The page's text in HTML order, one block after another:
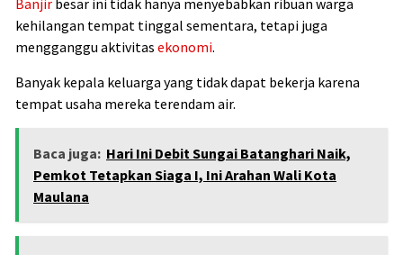
Banjir besar ini tidak hanya menyebabkan ribuan warga
kehilangan tempat tinggal sementara, tetapi juga
mengganggu aktivitas ekonomi.
Banyak kepala keluarga yang tidak dapat bekerja karena
tempat usaha mereka terendam air.
Baca juga: Hari Ini Debit Sungai Batanghari Naik,
Pemkot Tetapkan Siaga I, Ini Arahan Wali Kota
Maulana